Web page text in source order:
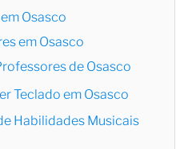
Osasco
em Osasco
de Osasco
Teclado em Osasco
Habilidades Musicais